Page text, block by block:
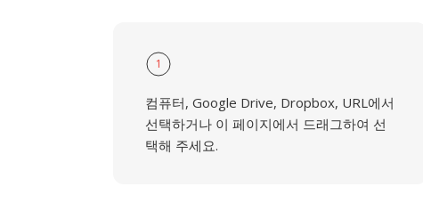
1
컴퓨터, Google Drive, Dropbox, URL에서
선택하거나 이 페이지에서 드래그하여 선
택해 주세요.